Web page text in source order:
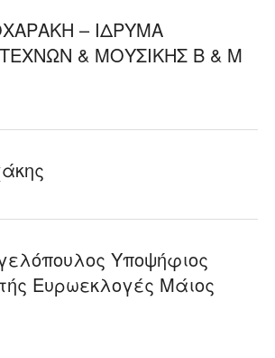
– ΙΔΡΥΜΑ
& ΜΟΥΣΙΚΗΣ Β & Μ
Υποψήφιος
Ευρωεκλογές Μάιος